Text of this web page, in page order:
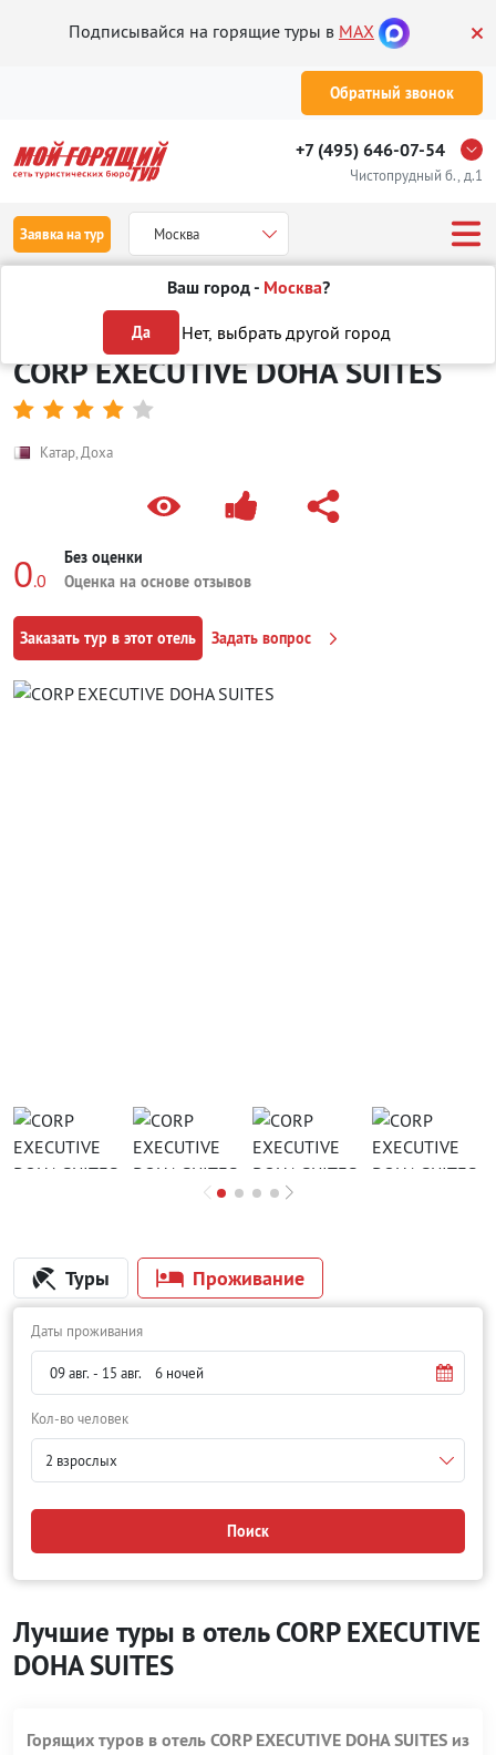
Подписывайся на горящие туры в MAX
Обратный звонок
+7 (495) 646-07-54
Чистопрудный б., д.1
Заявка на тур Москва
Ваш город - Москва?
Да Нет, выбрать другой город
Отели Катар в Дохе
CORP EXECUTIVE DOHA SUITES
    
0.0
Без оценки
Оценка на основе отзывов
Катар, Доха
Заказать тур в этот отель Задать вопрос
Туры Проживание
Даты проживания
Кол-во человек
2 взрослых
Поиск
Лучшие туры в отель CORP EXECUTIVE
DOHA SUITES
Горящих туров в отель CORP EXECUTIVE DOHA SUITES из